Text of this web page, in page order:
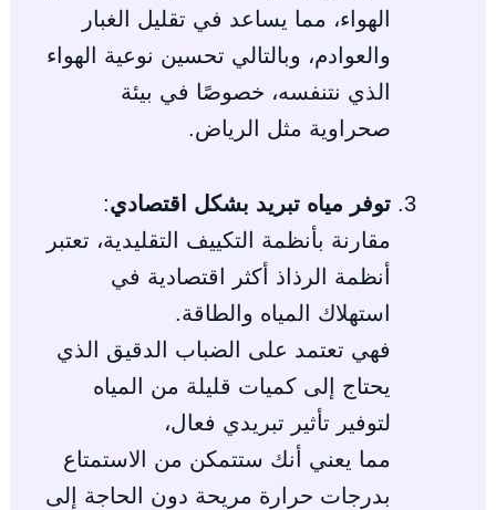
الهواء، مما يساعد في تقليل الغبار
والعوادم، وبالتالي تحسين نوعية الهواء
الذي نتنفسه، خصوصًا في بيئة
صحراوية مثل الرياض.
توفر مياه تبريد بشكل اقتصادي:
مقارنة بأنظمة التكييف التقليدية، تعتبر
أنظمة الرذاذ أكثر اقتصادية في
استهلاك المياه والطاقة.
فهي تعتمد على الضباب الدقيق الذي
يحتاج إلى كميات قليلة من المياه
لتوفير تأثير تبريدي فعال،
مما يعني أنك ستتمكن من الاستمتاع
بدرجات حرارة مريحة دون الحاجة إلى